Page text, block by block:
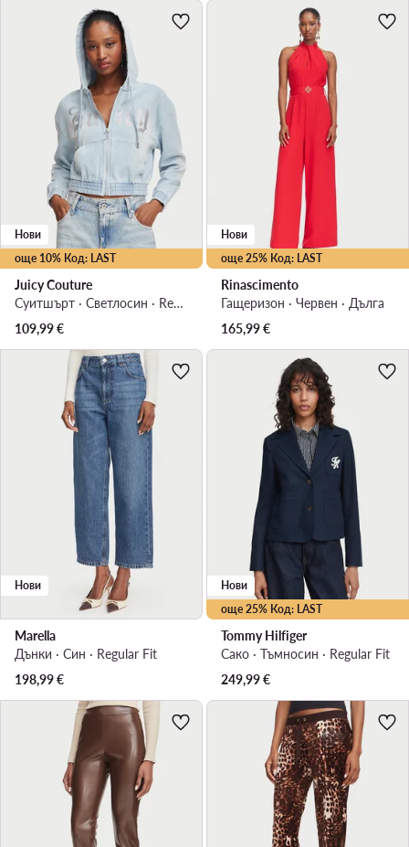
още 10% Код: LAST
Нови
Juicy Couture
Суитшърт · Светлосин · Regular Fit
109,99€
още 25% Код: LAST
Нови
Rinascimento
Гащеризон · Червен · Дълга
165,99€
Нови
Marella
Дънки · Син · Regular Fit
198,99€
още 25% Код: LAST
Нови
Tommy Hilfiger
Сако · Тъмносин · Regular Fit
249,99€